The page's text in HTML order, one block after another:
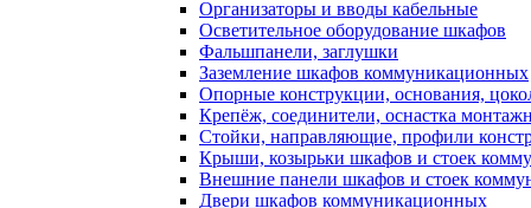
Организаторы и вводы кабельные
Осветительное оборудование шкафов
Фальшпанели, заглушки
Заземление шкафов коммуникационных
Опорные конструкции, основания,
Крепёж, соединители, оснастка
Стойки, направляющие, профили
Крыши, козырьки шкафов и стоек
Внешние панели шкафов и стоек
Двери шкафов коммуникационных